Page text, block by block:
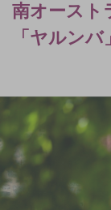
南オースト
「ヤルン